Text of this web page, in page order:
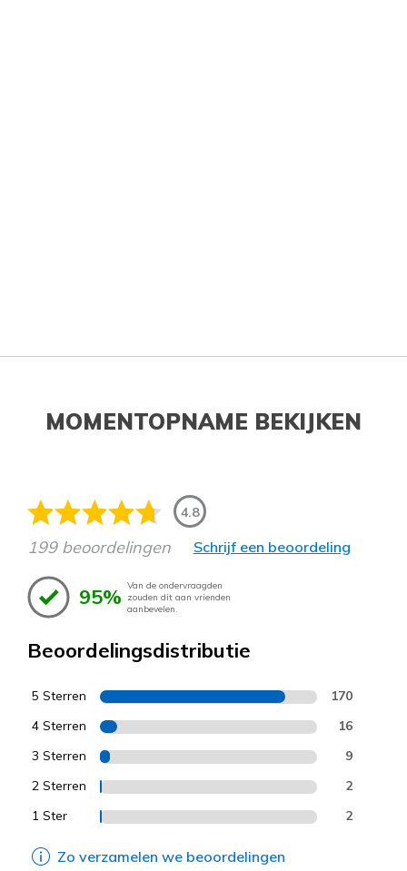
MOMENTOPNAME BEKIJKEN
4.8
199 beoordelingen Schrijf een beoordeling
95% Van de ondervraagden
zouden dit aan vrienden
aanbevelen.
Beoordelingsdistributie
5 Sterren 170
4 Sterren 16
3 Sterren 9
2 Sterren 2
1 Ster 2
Zo verzamelen we beoordelingen